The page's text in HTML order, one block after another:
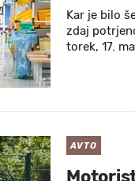
Kar je bilo
zdaj
torek, 17.
AVTO